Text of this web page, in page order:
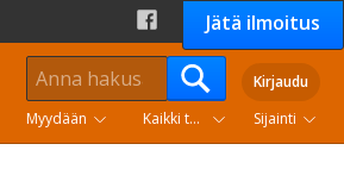
Jätä ilmoitus
Kirjaudu
Myydään
Kaikki tuoteryhmät Sijainti